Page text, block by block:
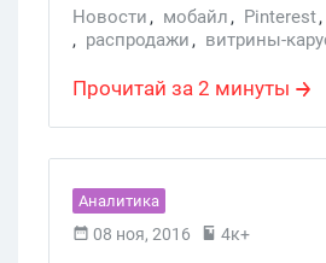
первая вещь, которую
первое впечатление, как
самое важное.
Новости, мобайл, Pinterest,
, распродажи, витрины-
Прочитай за 2 минуты
Аналитика
08 ноя, 2016 4к+